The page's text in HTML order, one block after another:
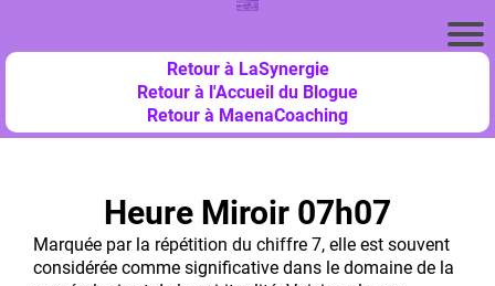
Retour à LaSynergie
Retour à l'Accueil du Blogue
Retour à MaenaCoaching
Heure Miroir 07h07
Marquée par la répétition du chiffre 7, elle est souvent
considérée comme significative dans le domaine de la